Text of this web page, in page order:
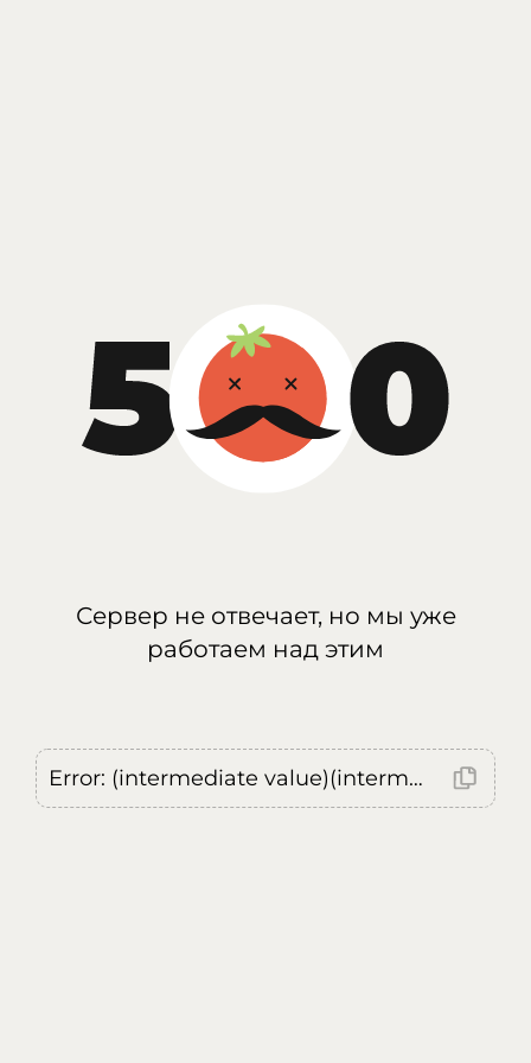
Сервер не отвечает, но мы уже
работаем над этим
Error: (intermediate value)(intermediate value)(intermediate value).replaceAll is not a function